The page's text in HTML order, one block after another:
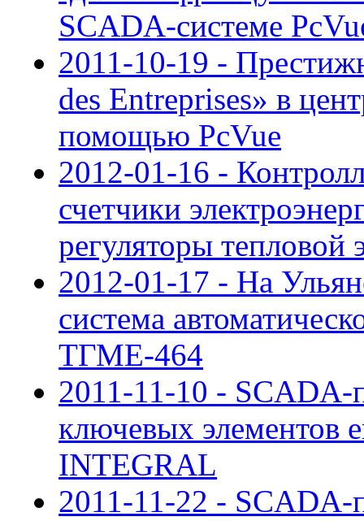
SCADA-системе
2011-10-19 -
des Entreprises» в
помощью PcVue
2012-01-16 -
счетчики
регуляторы
2012-01-17 - На
система
ТГМЕ-464
2011-11-10 - SCADA-
ключевых элементов
INTEGRAL
2011-11-22 - SCADA-